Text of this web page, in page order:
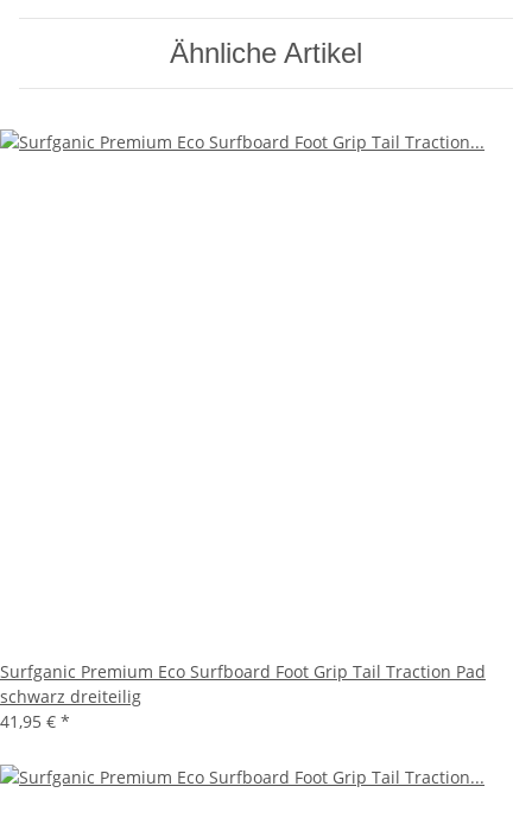
Ähnliche Artikel
Surfganic Premium Eco Surfboard Foot Grip Tail Traction Pad
schwarz dreiteilig
41,95 € *